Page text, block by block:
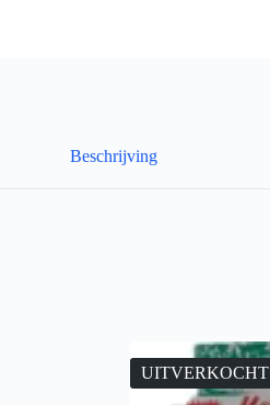
Beschrijving
UITVERKOCHT